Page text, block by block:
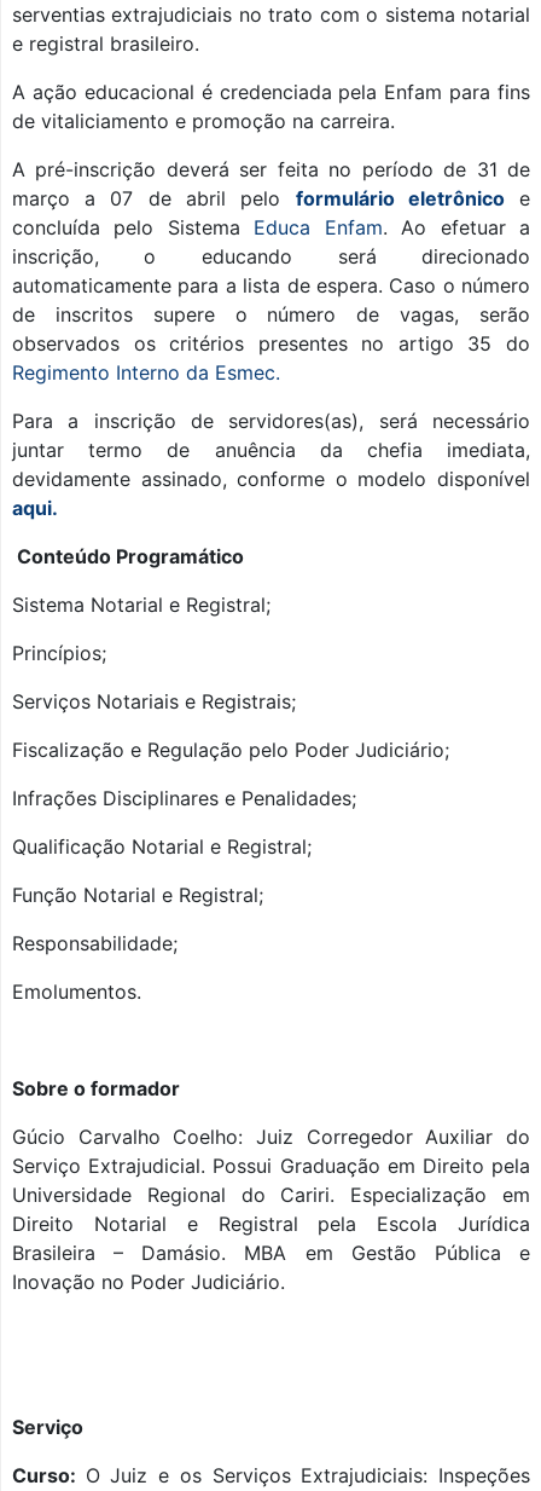
serventias extrajudiciais no trato com o sistema notarial
e registral brasileiro.
A ação educacional é credenciada pela Enfam para fins
de vitaliciamento e promoção na carreira.
A pré-inscrição deverá ser feita no período de 31 de
março a 07 de abril pelo formulário eletrônicoe
concluída pelo Sistema Educa Enfam. Ao efetuar a
inscrição, o educando será direcionado
automaticamente para a lista de espera. Caso o número
de inscritos supere o número de vagas, serão
observados os critérios presentes no artigo 35 do
Regimento Interno da Esmec.
Para a inscrição de servidores(as), será necessário
juntar termo de anuência da chefia imediata,
devidamente assinado, conforme o modelo disponível
aqui.
Conteúdo Programático
Sistema Notarial e Registral;
Princípios;
Serviços Notariais e Registrais;
Fiscalização e Regulação pelo Poder Judiciário;
Infrações Disciplinares e Penalidades;
Qualificação Notarial e Registral;
Função Notarial e Registral;
Responsabilidade;
Emolumentos.
Sobre o formador
Gúcio Carvalho Coelho: Juiz Corregedor Auxiliar do
Serviço Extrajudicial. Possui Graduação em Direito pela
Universidade Regional do Cariri. Especialização em
Direito Notarial e Registral pela Escola Jurídica
Brasileira – Damásio. MBA em Gestão Pública e
Inovação no Poder Judiciário.
Serviço
Curso: O Juiz e os Serviços Extrajudiciais: Inspeções